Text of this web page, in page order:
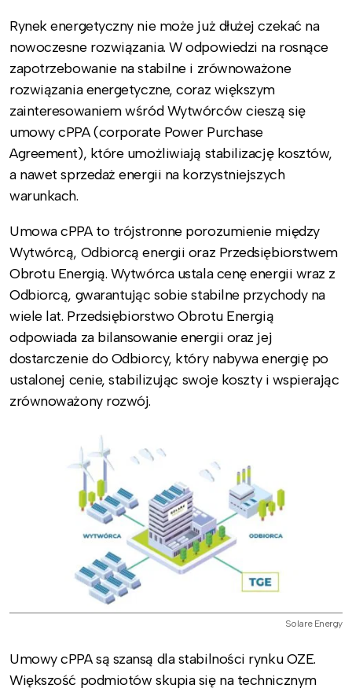
Rynek energetyczny nie może już dłużej czekać na
nowoczesne rozwiązania. W odpowiedzi na rosnące
zapotrzebowanie na stabilne i zrównoważone
rozwiązania energetyczne, coraz większym
zainteresowaniem wśród Wytwórców cieszą się
umowy cPPA (corporate Power Purchase
Agreement), które umożliwiają stabilizację kosztów,
a nawet sprzedaż energii na korzystniejszych
warunkach.
Umowa cPPA to trójstronne porozumienie między
Wytwórcą, Odbiorcą energii oraz Przedsiębiorstwem
Obrotu Energią. Wytwórca ustala cenę energii wraz z
Odbiorcą, gwarantując sobie stabilne przychody na
wiele lat. Przedsiębiorstwo Obrotu Energią
odpowiada za bilansowanie energii oraz jej
dostarczenie do Odbiorcy, który nabywa energię po
ustalonej cenie, stabilizując swoje koszty i wspierając
zrównoważony rozwój.
Solare Energy
Umowy cPPA są szansą dla stabilności rynku OZE.
Większość podmiotów skupia się na technicznym